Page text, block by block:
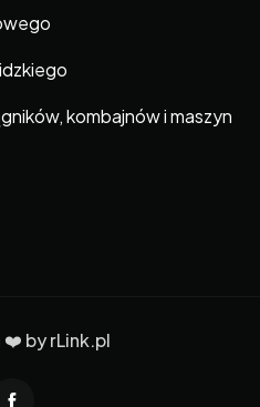
kombajnów i maszyn
❤️ byrLink.pl